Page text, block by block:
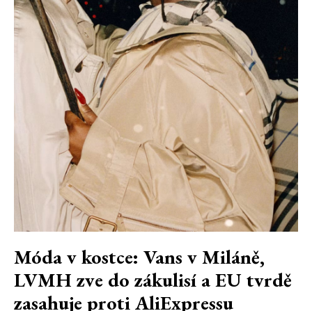
Móda v kostce: Vans v Miláně,
LVMH zve do zákulisí a EU tvrdě
zasahuje proti AliExpressu